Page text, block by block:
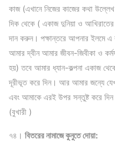
কাজ (এখানে নিজের কাজের কথা
দিক থেকে ( একাজ দুনিয়া ও
দান করুন। পক্ষান্তরে আপনার ইলমে এ
আমার দ্বীন আমার জীবন-জিবীকা ও
হয়) তবে আমার ধ্যান-কল্পনা একাজ
দূরীভূত করে দিন। আর আমার জন্যে
এবং আমাকে এরই উপর সন্তুষ্ট করে
(বুখারী )
৭৪। বিতরের নামাজে কুনুতে দোয়া: